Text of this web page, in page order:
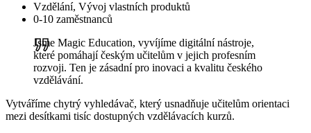
Vzdělání, Vývoj vlastních produktů
0-10 zaměstnanců
Jsme Magic Education, vyvíjíme digitální nástroje,
které pomáhají českým učitelům v jejich profesním
rozvoji. Ten je zásadní pro inovaci a kvalitu českého
vzdělávání.
Vytváříme chytrý vyhledávač, který usnadňuje učitelům orientaci
mezi desítkami tisíc dostupných vzdělávacích kurzů.